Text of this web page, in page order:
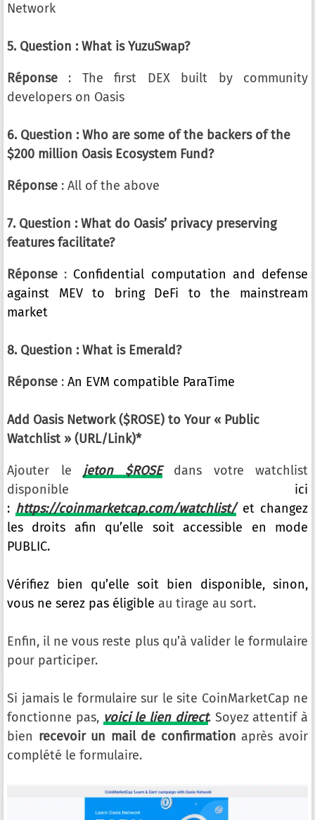
Network
5. Question : What is YuzuSwap?
Réponse : The first DEX built by community
developers on Oasis
6. Question : Who are some of the backers of the
$200 million Oasis Ecosystem Fund?
Réponse : All of the above
7. Question : What do Oasis’ privacy preserving
features facilitate?
Réponse : Confidential computation and defense
against MEV to bring DeFi to the mainstream
market
8. Question : What is Emerald?
Réponse : An EVM compatible ParaTime
Add Oasis Network ($ROSE) to Your « Public
Watchlist » (URL/Link)*
Ajouter le jeton $ROSEdans votre watchlist
disponible ici
: https://coinmarketcap.com/watchlist/et changez
les droits afin qu’elle soit accessible en mode
PUBLIC.
Vérifiez bien qu’elle soit bien disponible, sinon,
vous ne serez pas éligible au tirage au sort.
Enfin, il ne vous reste plus qu’à valider le formulaire
pour participer.
Si jamais le formulaire sur le site CoinMarketCap ne
fonctionne pas, voici le lien direct. Soyez attentif à
bien recevoir un mail de confirmation après avoir
complété le formulaire.